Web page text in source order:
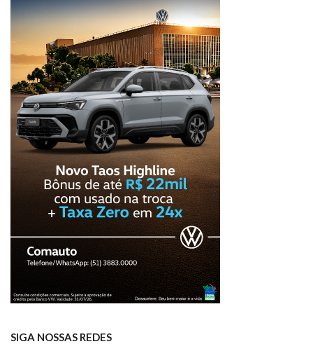
SIGA NOSSAS REDES